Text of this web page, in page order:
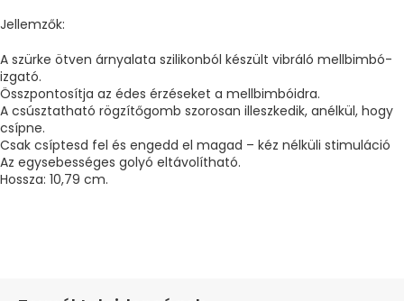
Jellemzők:
A szürke ötven árnyalata szilikonból készült vibráló mellbimbó-
izgató.
Összpontosítja az édes érzéseket a mellbimbóidra.
A csúsztatható rögzítőgomb szorosan illeszkedik, anélkül, hogy
csípne.
Csak csíptesd fel és engedd el magad – kéz nélküli stimuláció
Az egysebességes golyó eltávolítható.
Hossza: 10,79 cm.